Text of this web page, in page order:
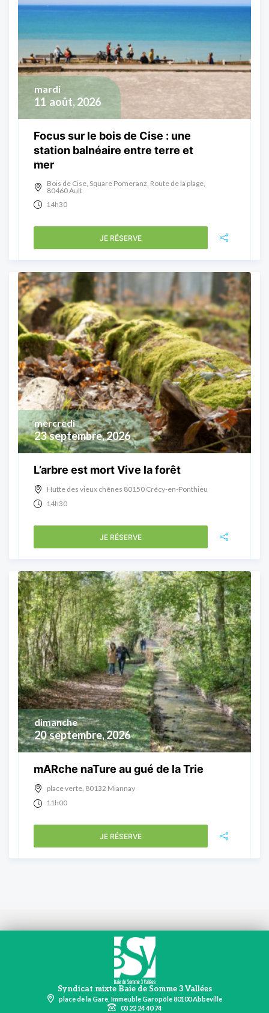
11 août, 2026
mardi
Focus sur le bois de Cise : une
station balnéaire entre terre et
mer
Bois de Cise, Square Pomeranz, Route de la plage,
80460 Ault
14h30
JE RÉSERVE
23 septembre, 2026
mercredi
L’arbre est mort Vive la forêt
Hutte des vieux chênes 80150 Crécy-en-Ponthieu
14h30
JE RÉSERVE
20 septembre, 2026
dimanche
mARche naTure au gué de la Trie
place verte, 80132 Miannay
11h00
JE RÉSERVE
Syndicat mixte Baie de Somme 3 Vallées
place de la Gare, Immeuble Garopôle 80100 Abbeville
03 22 24 40 74